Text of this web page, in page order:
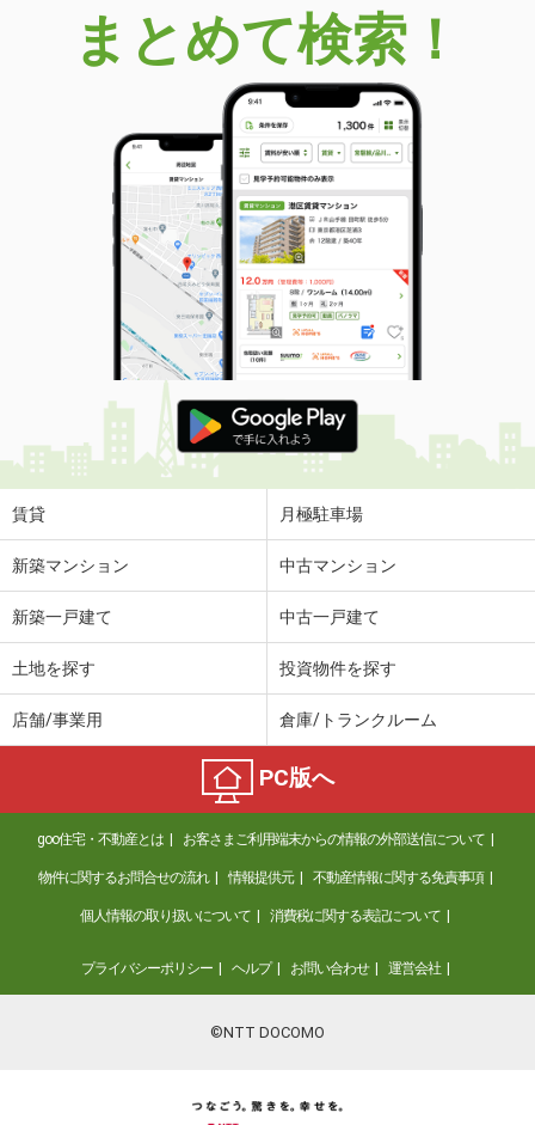
千葉県船橋市飯山満町２丁目
価 格
2,398万円
千葉県船橋市飯山満町２丁目
84.55m²
間取り
3LDK
千葉県船橋市前原西２丁目
価 格
2,490万円
住 所
千葉県船橋市前原西２丁目
専有面積 68.76m²
間取り
2LDK
千葉県船橋市二子町
価 格
3,080万円
住 所
千葉県船橋市二子町
専有面積
千葉県船橋市本町４丁目
6,498万円
3,888万円
住 所
千葉県習志野市東習志野２丁目
専有面積 86.5m²
間取り
4LDK
千葉県習志野市東習志野２丁目
価 格
3,888万円
住 所
千葉県習志野市東習志野２丁目
86.56m²
千葉県習志野市泉町３丁目
まとめて検索！
賃貸 月極駐車場
新築マンション 中古マンション
新築一戸建て 中古一戸建て
土地を探す 投資物件を探す
店舗/事業用 倉庫/トランクルーム
PC版へ
goo住宅・不動産とは お客さまご利用端末からの情報の外部送信について
物件に関するお問合せの流れ 情報提供元 不動産情報に関する免責事項
個人情報の取り扱いについて 消費税に関する表記について
プライバシーポリシー ヘルプ お問い合わせ 運営会社
©NTT DOCOMO